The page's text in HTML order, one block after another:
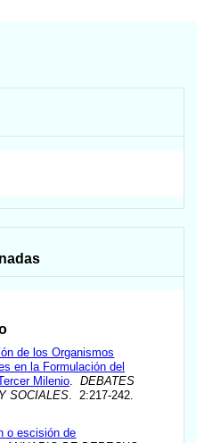
de los Organismos
en la Formulación del
Milenio .DEBATES
SOCIALES . 2:217-242.
o escisión de